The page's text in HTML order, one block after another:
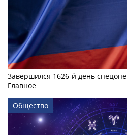
Завершился 1626-й день
Главное
Общество